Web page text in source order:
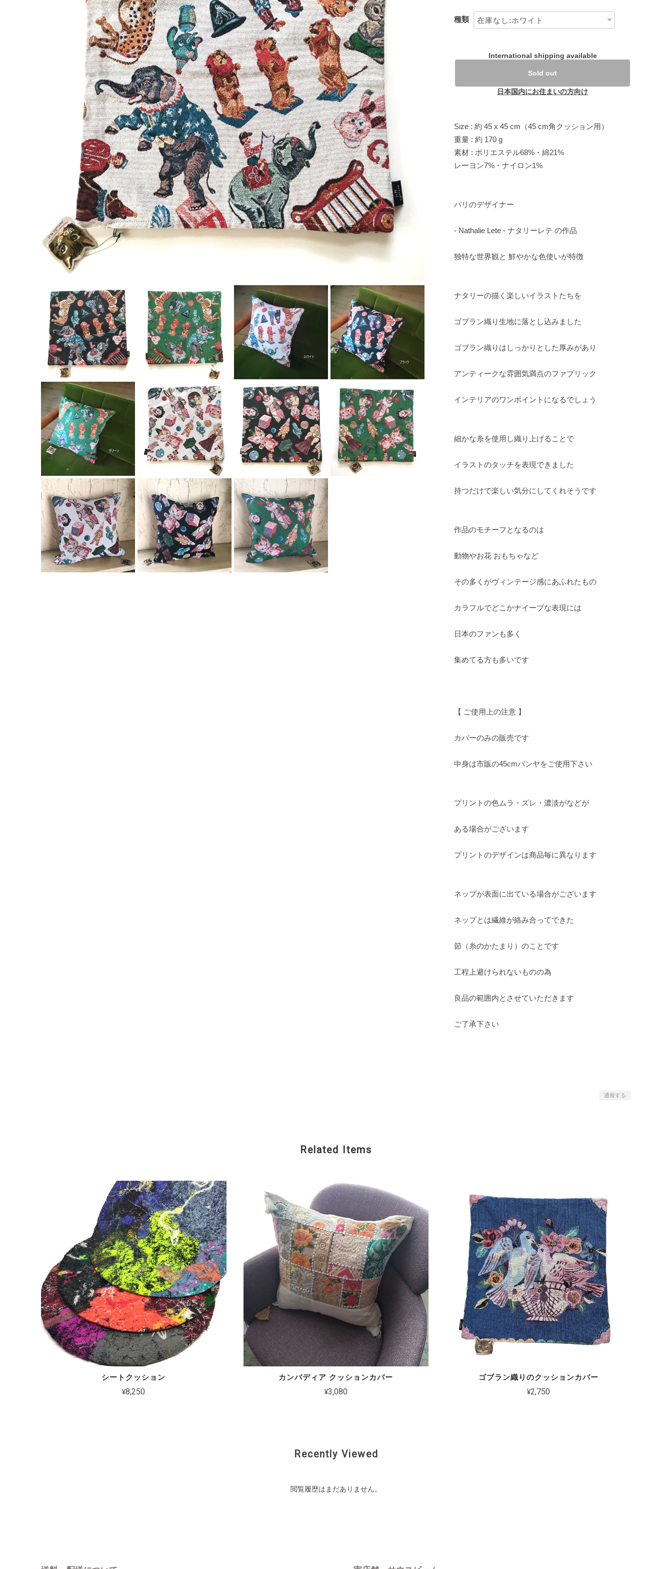
種類
International shipping available
Sold out
日本国内にお住まいの方向け
Size : 約 45 x 45 cm（45 cm角クッション用）
重量 : 約 170 g
素材 : ポリエステル68%・綿21%
レーヨン7%・ナイロン1%
パリのデザイナー
- Nathalie Lete - ナタリーレテ の作品
独特な世界観と 鮮やかな色使いが特徴
ナタリーの描く楽しいイラストたちを
ゴブラン織り生地に落とし込みました
ゴブラン織りはしっかりとした厚みがあり
アンティークな雰囲気満点のファブリック
インテリアのワンポイントになるでしょう
細かな糸を使用し織り上げることで
イラストのタッチを表現できました
持つだけで楽しい気分にしてくれそうです
作品のモチーフとなるのは
動物やお花 おもちゃなど
その多くがヴィンテージ感にあふれたもの
カラフルでどこかナイーブな表現には
日本のファンも多く
集めてる方も多いです
【 ご使用上の注意 】
カバーのみの販売です
中身は市販の45cmパンヤをご使用下さい
プリントの色ムラ・ズレ・濃淡がなどが
ある場合がございます
プリントのデザインは商品毎に異なります
ネップが表面に出ている場合がございます
ネップとは繊維が絡み合ってできた
節（糸のかたまり）のことです
工程上避けられないものの為
良品の範囲内とさせていただきます
ご了承下さい
通報する
Related Items
シートクッション
¥8,250
カンバディア クッションカバー
¥3,080
ゴブラン織りのクッションカバー
¥2,750
Recently Viewed
閲覧履歴はまだありません。